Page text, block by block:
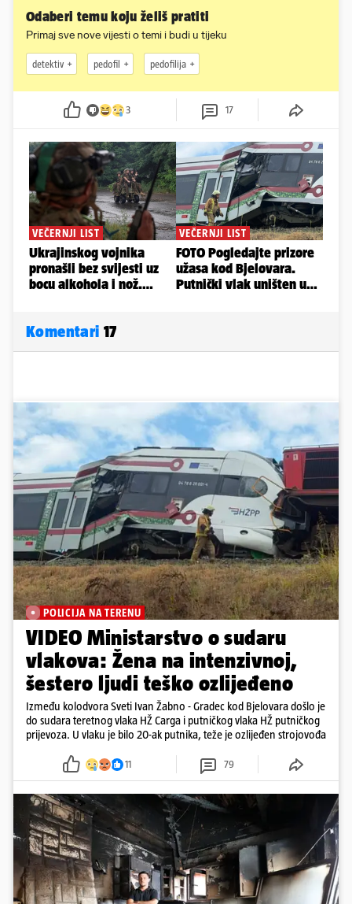
Odaberi temu koju želiš pratiti
Primaj sve nove vijesti o temi i budi u tijeku
detektiv pedofil pedofilija
3 17
Komentari 17
POLICIJA NA TERENU
VIDEO Ministarstvo o sudaru
vlakova: Žena na intenzivnoj,
šestero ljudi teško ozlijeđeno
Između kolodvora Sveti Ivan Žabno - Gradec kod Bjelovara došlo je
do sudara teretnog vlaka HŽ Carga i putničkog vlaka HŽ putničkog
prijevoza. U vlaku je bilo 20-ak putnika, teže je ozlijeđen strojovođa
11 79